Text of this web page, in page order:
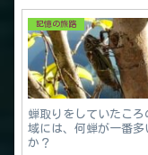
記憶の旅路
蝉取りをしていたこ
域には、何蝉が一番
か？